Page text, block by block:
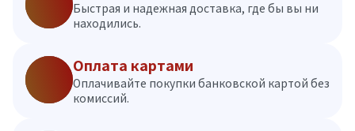
Быстрая и надежная доставка, где бы вы ни
находились.
Оплата картами
Оплачивайте покупки банковской картой без
комиссий.